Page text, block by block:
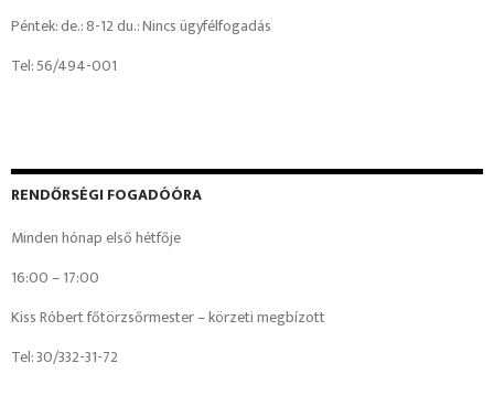
Péntek: de.: 8-12 du.: Nincs ügyfélfogadás
Tel: 56/494-001
RENDŐRSÉGI FOGADÓÓRA
Minden hónap első hétfője
16:00 – 17:00
Kiss Róbert főtörzsőrmester – körzeti megbízott
Tel: 30/332-31-72